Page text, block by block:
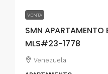
VENTA
SMN APARTAMENTO
MLS#23-1778
Venezuela